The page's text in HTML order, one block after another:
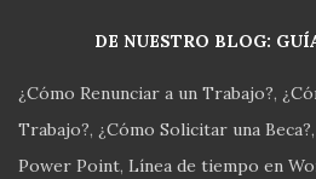
DE NUESTRO BLOG:
¿Cómo Renunciar a un Trabajo?
Trabajo? ¿Cómo Solicitar una Beca?
Power Point Línea de tiempo en